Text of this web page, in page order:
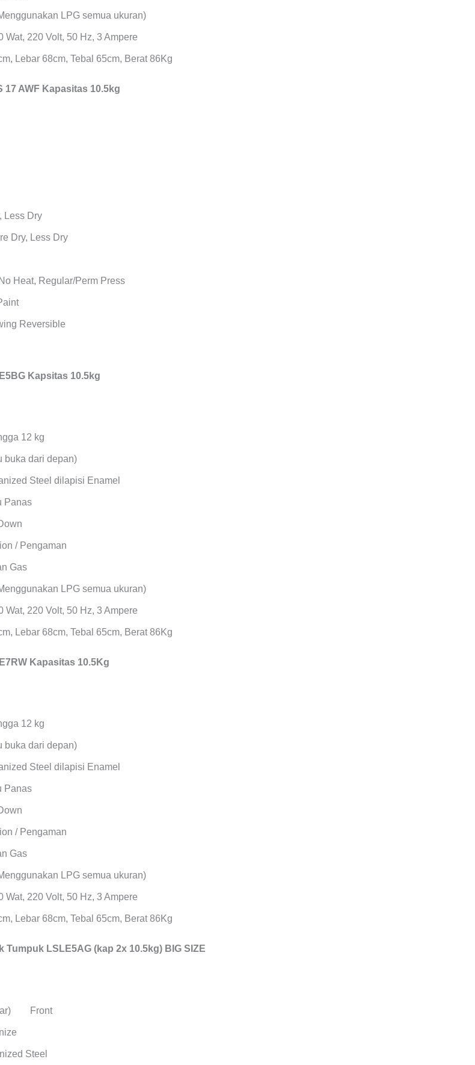
LPG semua ukuran)
Wat, 220 Volt, 50 Hz, 3 Ampere
Lebar 68cm, Tebal 65cm, Berat 86Kg
17 AWF Kapasitas 10.5kg
Less Dry
Dry, Less Dry
Heat, Regular/Perm Press
Reversible
Kapsitas 10.5kg
12 kg
buka dari depan)
Steel dilapisi Enamel
Panas
/ Pengaman
Gas
LPG semua ukuran)
Wat, 220 Volt, 50 Hz, 3 Ampere
Lebar 68cm, Tebal 65cm, Berat 86Kg
Kapasitas 10.5Kg
12 kg
buka dari depan)
Steel dilapisi Enamel
Panas
/ Pengaman
Gas
LPG semua ukuran)
Wat, 220 Volt, 50 Hz, 3 Ampere
Lebar 68cm, Tebal 65cm, Berat 86Kg
Tumpuk LSLE5AG (kap 2x 10.5kg) BIG SIZE
Front
Steel